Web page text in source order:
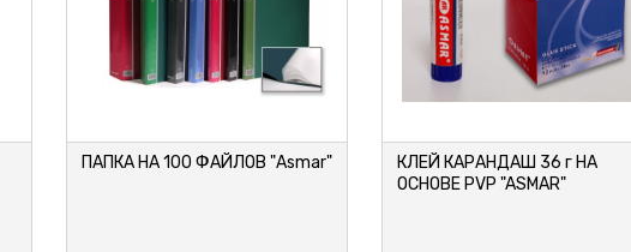
ПАПКА НА 100 ФАЙЛОВ "Asmar"
КЛЕЙ КАРАНДАШ 36 г НА
ОСНОВЕ PVP "ASMAR"